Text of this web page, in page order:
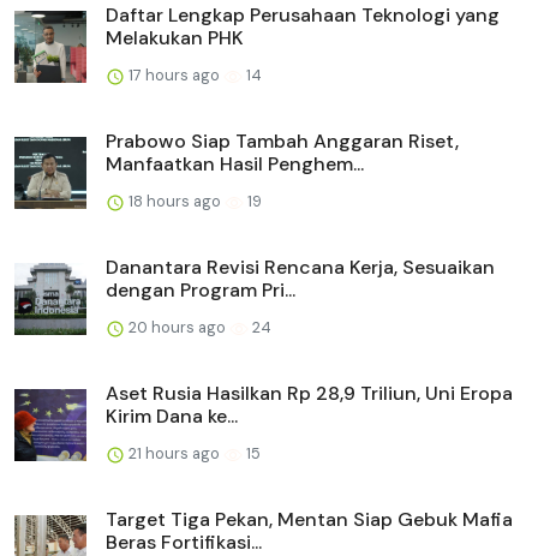
Daftar Lengkap Perusahaan Teknologi yang
Melakukan PHK
17 hours ago 14
Prabowo Siap Tambah Anggaran Riset,
Manfaatkan Hasil Penghem...
18 hours ago 19
Danantara Revisi Rencana Kerja, Sesuaikan
dengan Program Pri...
20 hours ago 24
Aset Rusia Hasilkan Rp 28,9 Triliun, Uni Eropa
Kirim Dana ke...
21 hours ago 15
Target Tiga Pekan, Mentan Siap Gebuk Mafia
Beras Fortifikasi...